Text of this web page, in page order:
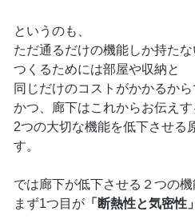
というのも、
ただ通るだけの機能しか持たな
つくるためには部屋や収納と
同じだけのコストがかかるから
かつ、廊下はこれからお伝えす
2つの大切な機能を低下させる
す。
では廊下が低下させる２つの機
まず1つ目が「断熱性と気密性」